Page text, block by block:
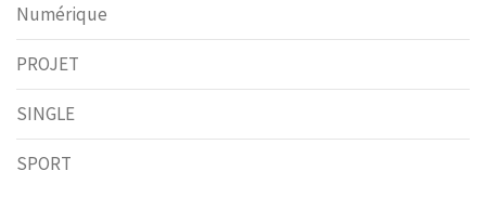
Numérique
PROJET
SINGLE
SPORT